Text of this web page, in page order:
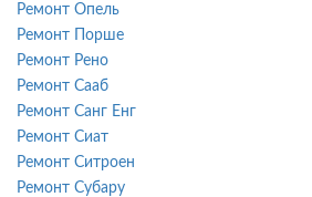
Ремонт Опель
Ремонт Порше
Ремонт Рено
Ремонт Сааб
Ремонт Санг Енг
Ремонт Сиат
Ремонт Ситроен
Ремонт Субару